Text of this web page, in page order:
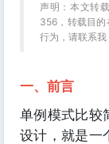
声明：本文转
356，转载目的
行为，请联系我
一、前言
单例模式比较
设计，就是一